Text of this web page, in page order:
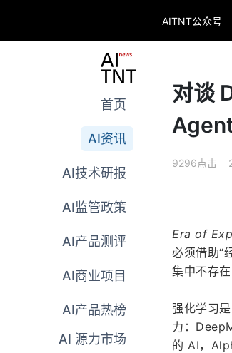
AITNT公众号
首页
AI资讯
AI技术研报
AI监管政策
AI产品测评
AI商业项目
AI产品热榜
AI 源力市场
对谈
9296点击
Era of
必须借助“
集中不存在
强化学习
力：
的 AI，